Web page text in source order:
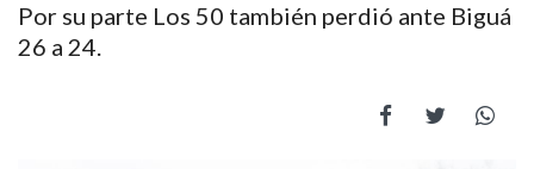
Por su parte Los 50 también perdió ante Biguá
26 a 24.